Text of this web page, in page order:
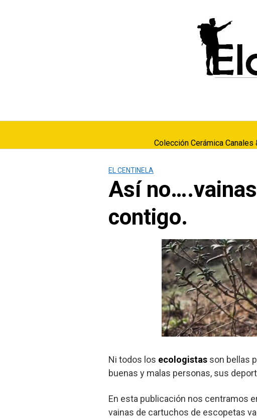
Colección Cerámica Canales
EL CENTINELA
Así
contigo.
Ni todos los ecologistas son bellas
buenas y malas personas, sus
En esta publicación nos centramos
vainas de cartuchos de escopetas